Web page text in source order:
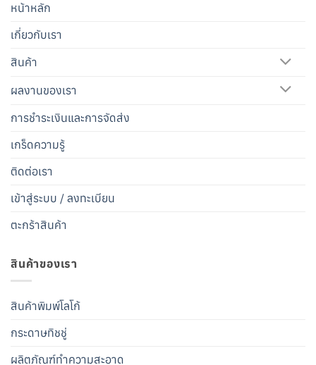
หน้าหลัก
เกี่ยวกับเรา
สินค้า
ผลงานของเรา
การชำระเงินและการจัดส่ง
เกร็ดความรู้
ติดต่อเรา
เข้าสู่ระบบ / ลงทะเบียน
ตะกร้าสินค้า
สินค้าของเรา
สินค้าพิมพ์โลโก้
กระดาษทิชชู่
ผลิตภัณฑ์ทำความสะอาด